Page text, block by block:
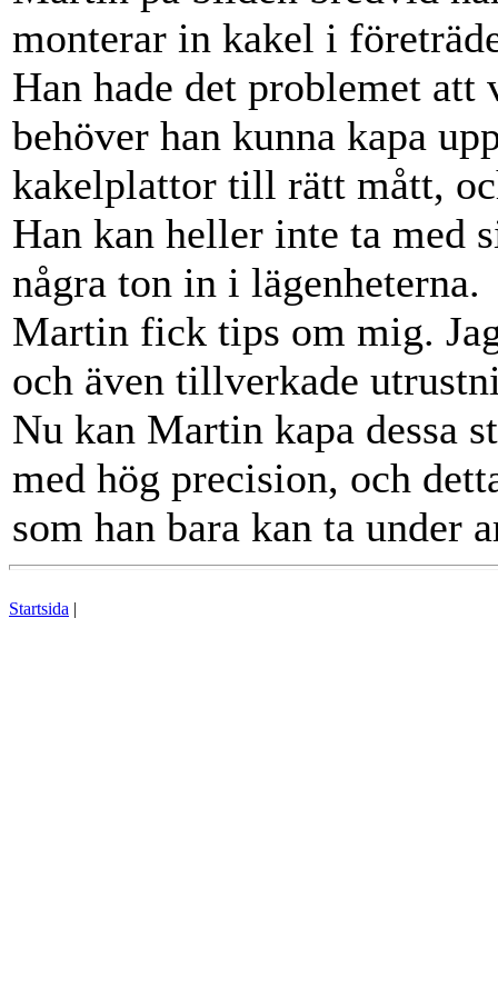
monterar in kakel i
Han hade det problemet att
behöver han kunna kapa
kakelplattor till rätt mått,
Han kan heller inte ta med
några ton in i lägenheterna.
Martin fick tips om mig.
och även tillverkade
Nu kan Martin kapa dessa
med hög precision, och
som han bara kan ta under
Startsida |